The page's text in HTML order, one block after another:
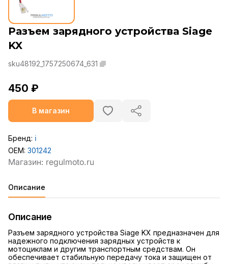
Разъем зарядного устройства Siage
KX
sku48192_1757250674_631
450 ₽
В магазин
Бренд: ℹ️
OEM: 301242
Описание
Описание
Разъем зарядного устройства Siage KX предназначен для
надежного подключения зарядных устройств к
мотоциклам и другим транспортным средствам. Он
обеспечивает стабильную передачу тока и защищен от